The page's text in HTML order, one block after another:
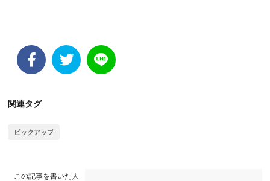
関連タグ
ピックアップ
この記事を書いた人